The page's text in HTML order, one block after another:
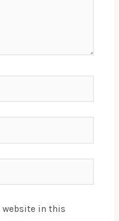
website in this